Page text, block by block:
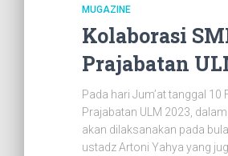
MUGAZINE
Kolaborasi
Prajabatan
Pada hari Jum’at tanggal
Prajabatan ULM 2023,
akan dilaksanakan pada
ustadz Artoni Yahya yang